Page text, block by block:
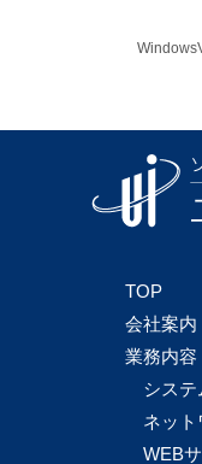
TOP
会社案内
業務内容
システ
ネット
WEB